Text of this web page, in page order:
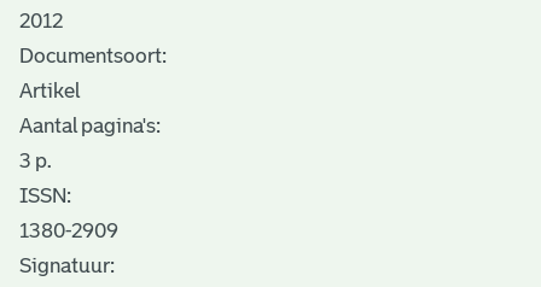
2012
Documentsoort:
Artikel
Aantal pagina's:
3 p.
ISSN:
1380-2909
Signatuur: